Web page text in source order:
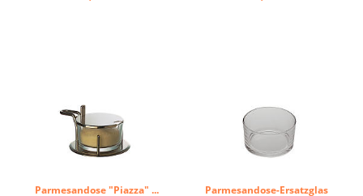
Parmesandose "Piazza" ...
Parmesandose-Ersatzglas